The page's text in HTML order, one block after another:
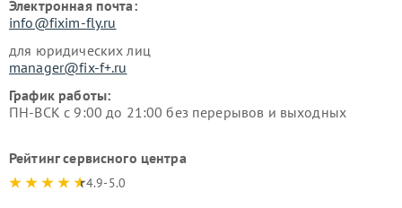
Электронная почта:
info@fixim-fly.ru
для юридических лиц
manager@fix-f+.ru
График работы:
ПН-ВСК с 9:00 до 21:00 без перерывов и выходных
Рейтинг сервисного центра
4.9-5.0